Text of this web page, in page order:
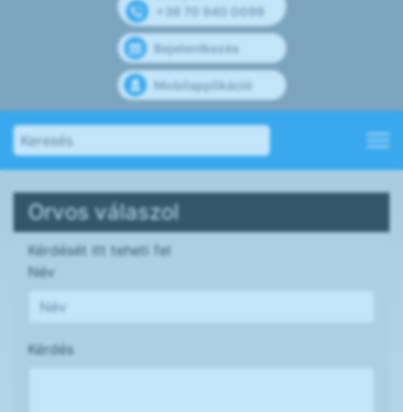
+36 70 940 0099
Bejelentkezés
Mobilapplikáció
Orvos válaszol
Kérdését itt teheti fel
Név
Kérdés